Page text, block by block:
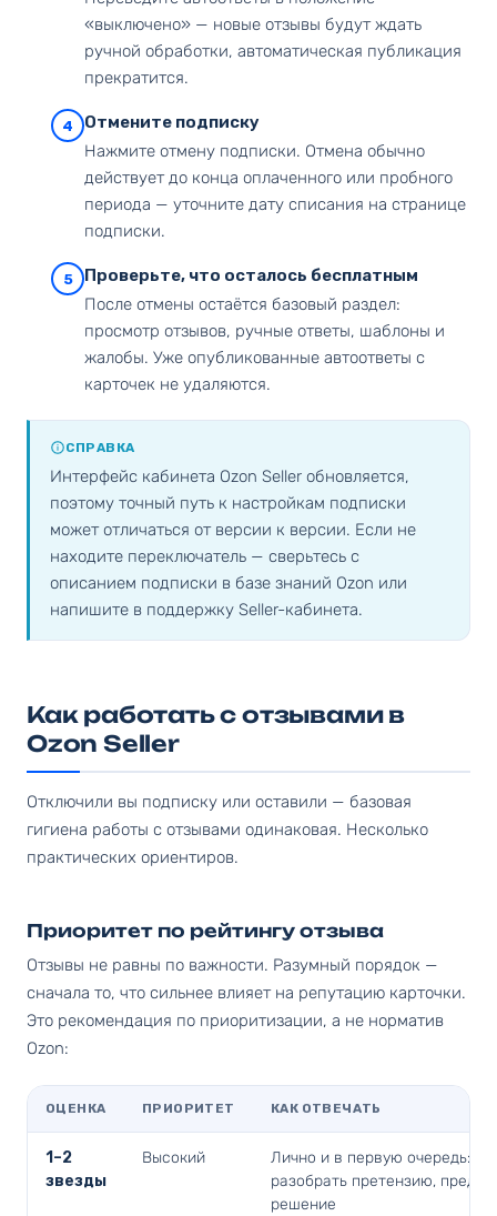
«выключено» — новые отзывы будут ждать
ручной обработки, автоматическая публикация
прекратится.
4
Отмените подписку
Нажмите отмену подписки. Отмена обычно
действует до конца оплаченного или пробного
периода — уточните дату списания на странице
подписки.
5
Проверьте, что осталось бесплатным
После отмены остаётся базовый раздел:
просмотр отзывов, ручные ответы, шаблоны и
жалобы. Уже опубликованные автоответы с
карточек не удаляются.
СПРАВКА
Интерфейс кабинета Ozon Seller обновляется,
поэтому точный путь к настройкам подписки
может отличаться от версии к версии. Если не
находите переключатель — сверьтесь с
описанием подписки в базе знаний Ozon или
напишите в поддержку Seller-кабинета.
Как работать с отзывами в
Ozon Seller
Отключили вы подписку или оставили — базовая
гигиена работы с отзывами одинаковая. Несколько
практических ориентиров.
Приоритет по рейтингу отзыва
Отзывы не равны по важности. Разумный порядок —
сначала то, что сильнее влияет на репутацию карточки.
Это рекомендация по приоритизации, а не норматив
Ozon:
ОЦЕНКА ПРИОРИТЕТ КАК ОТВЕЧАТЬ
1–2
звезды
Высокий
Лично и в первую очередь:
разобрать претензию,
решение